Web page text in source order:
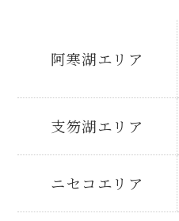
阿寒湖エリア
支笏湖エリア
ニセコエリア